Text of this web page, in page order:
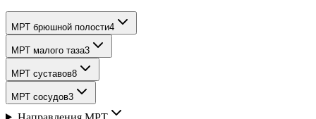
МРТ брюшной полости4
МРТ малого таза3
МРТ суставов8
МРТ сосудов3